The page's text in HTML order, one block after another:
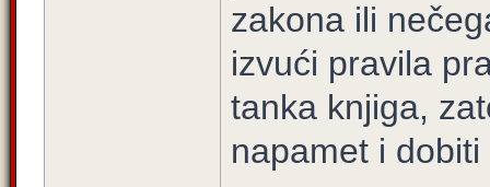
zakona ili
izvući pravila
tanka knjiga,
napamet i